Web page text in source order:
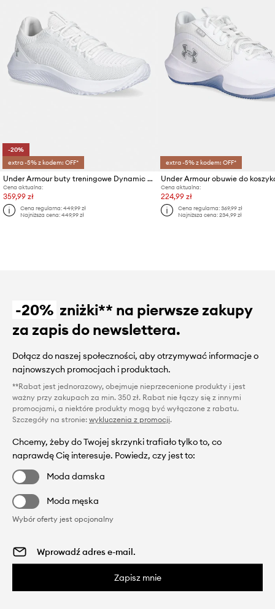
-20%
extra -5% z kodem: OFF*
Under Armour buty treningowe Dynamic 2
Cena aktualna:
359,99 zł
Cena regularna:449,99 zł
Najniższa cena:449,99 zł
extra -5% z kodem: OFF*
Cena aktualna:
224,99 zł
Cena regularna:369,99 zł
Najniższa cena:234,99 zł
-20% zniżki** na pierwsze zakupy
za zapis do newslettera.
Dołącz do naszej społeczności, aby otrzymywać informacje o
najnowszych promocjach i produktach.
**Rabat jest jednorazowy, obejmuje nieprzecenione produkty i jest
ważny przy zakupach za min. 350 zł. Rabat nie łączy się z innymi
promocjami, a niektóre produkty mogą być wyłączone z rabatu.
Szczegóły na stronie: wykluczenia z promocji.
Chcemy, żeby do Twojej skrzynki trafiało tylko to, co
naprawdę Cię interesuje. Powiedz, czy jest to:
Moda damska
Moda męska
Wybór oferty jest opcjonalny
Zapisz mnie